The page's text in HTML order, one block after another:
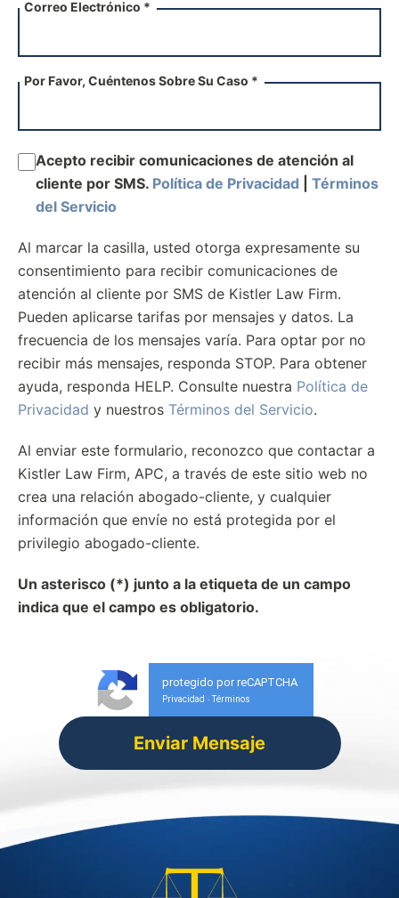
Correo Electrónico *
Por Favor, Cuéntenos Sobre Su Caso *
Acepto recibir comunicaciones de atención al
cliente por SMS. Política de Privacidad
Términos
del Servicio
Al marcar la casilla, usted otorga expresamente su
consentimiento para recibir comunicaciones de
atención al cliente por SMS de Kistler Law Firm.
Pueden aplicarse tarifas por mensajes y datos. La
frecuencia de los mensajes varía. Para optar por no
recibir más mensajes, responda STOP. Para obtener
ayuda, responda HELP. Consulte nuestra Política de
Privacidad y nuestros Términos del Servicio.
Al enviar este formulario, reconozco que contactar a
Kistler Law Firm, APC, a través de este sitio web no
crea una relación abogado-cliente, y cualquier
información que envíe no está protegida por el
privilegio abogado-cliente.
Un asterisco (*) junto a la etiqueta de un campo
indica que el campo es obligatorio.
protegido por reCAPTCHA
Privacidad - Términos